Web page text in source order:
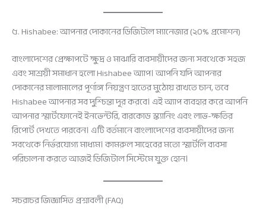
৫. Hishabee: আপনার দোকানের ডিজিটাল ম্যানেজার (২০% প্রমোশন)
বাংলাদেশের প্রেক্ষাপটে ক্ষুদ্র ও মাঝারি ব্যবসায়ীদের জন্য সবথেকে সহজ
এবং সাশ্রয়ী সমাধান হলো Hishabee অ্যাপ। আপনি যদি আপনার
দোকানের মালামালের পূর্ণাঙ্গ নিয়ন্ত্রণ হাতের মুঠোয় রাখতে চান, তবে
Hishabee আপনার সব দুশ্চিন্তা দূর করবে। এই অ্যাপ ব্যবহার করে আপনি
আপনার স্মার্টফোনেই ইনভেন্টরি, বারকোড স্ক্যানিং এবং লাভ-ক্ষতির
রিপোর্ট দেখতে পারবেন। এটি বর্তমানে বাংলাদেশের ব্যবসায়ীদের জন্য
সবথেকে নির্ভরযোগ্য মাধ্যম। কামরুল সাহেবের মতো স্মার্টলি ব্যবসা
পরিচালনা করতে আজই ডিজিটাল সিস্টেমে যুক্ত হোন।
সচরাচর জিজ্ঞাসিত প্রশ্নাবলী (FAQ)